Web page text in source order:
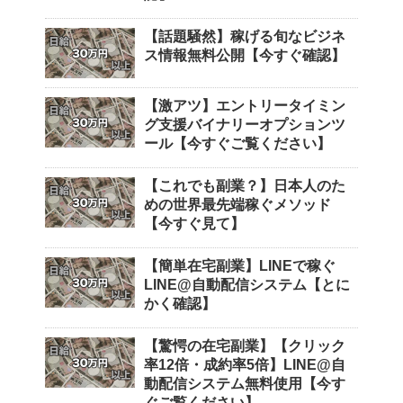
【話題騒然】稼げる旬なビジネ
ス情報無料公開【今すぐ確認】
【激アツ】エントリータイミン
グ支援バイナリーオプションツ
ール【今すぐご覧ください】
【これでも副業？】日本人のた
めの世界最先端稼ぐメソッド
【今すぐ見て】
【簡単在宅副業】LINEで稼ぐ
LINE@自動配信システム【とに
かく確認】
【驚愕の在宅副業】【クリック
率12倍・成約率5倍】LINE@自
動配信システム無料使用【今す